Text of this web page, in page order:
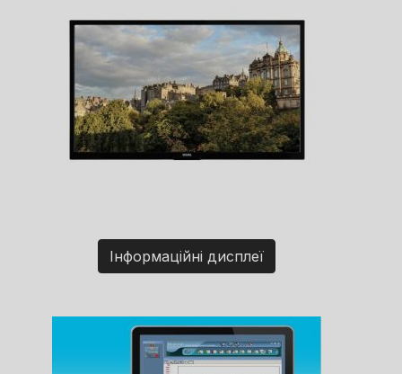
Інформаційні дисплеї